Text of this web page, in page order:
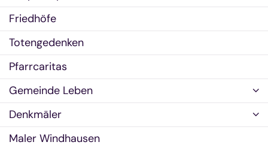
Friedhöfe
Totengedenken
Pfarrcaritas
Gemeinde Leben
Denkmäler
Maler Windhausen